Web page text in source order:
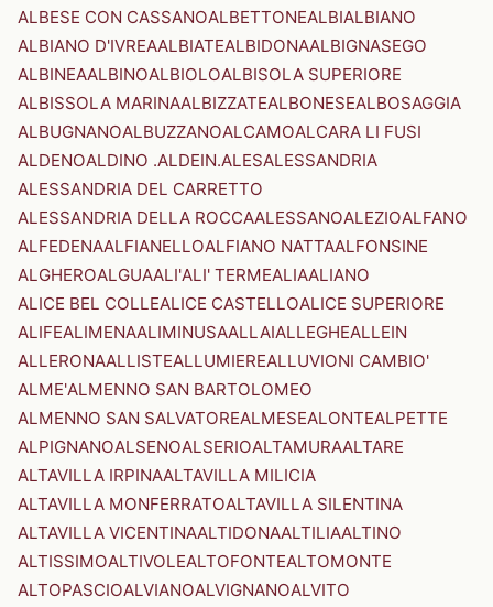
ALBESE CON CASSANOALBETTONEALBIALBIANO
ALBIANO D'IVREAALBIATEALBIDONAALBIGNASEGO
ALBINEAALBINOALBIOLOALBISOLA SUPERIORE
ALBISSOLA MARINAALBIZZATEALBONESEALBOSAGGIA
ALBUGNANOALBUZZANOALCAMOALCARA LI FUSI
ALDENOALDINO .ALDEIN.ALESALESSANDRIA
ALESSANDRIA DEL CARRETTO
ALESSANDRIA DELLA ROCCAALESSANOALEZIOALFANO
ALFEDENAALFIANELLOALFIANO NATTAALFONSINE
ALGHEROALGUAALI'ALI' TERMEALIAALIANO
ALICE BEL COLLEALICE CASTELLOALICE SUPERIORE
ALIFEALIMENAALIMINUSAALLAIALLEGHEALLEIN
ALLERONAALLISTEALLUMIEREALLUVIONI CAMBIO'
ALME'ALMENNO SAN BARTOLOMEO
ALMENNO SAN SALVATOREALMESEALONTEALPETTE
ALPIGNANOALSENOALSERIOALTAMURAALTARE
ALTAVILLA IRPINAALTAVILLA MILICIA
ALTAVILLA MONFERRATOALTAVILLA SILENTINA
ALTAVILLA VICENTINAALTIDONAALTILIAALTINO
ALTISSIMOALTIVOLEALTOFONTEALTOMONTE
ALTOPASCIOALVIANOALVIGNANOALVITO